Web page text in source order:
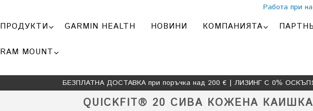
Работа при
ПРОДУКТИ GARMIN HEALTH НОВИНИ КОМПАНИЯТА
RAM MOUNT
БЕЗПЛАТНА ДОСТАВКА при поръчка над 200 € | ЛИЗИНГ С 0%
QUICKFIT® 20 СИВА КОЖЕНА КАИШКА